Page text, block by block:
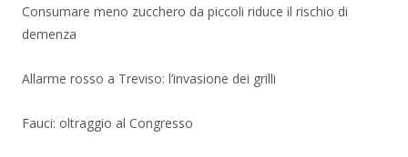
Consumare meno zucchero da piccoli riduce il rischio di
demenza
Allarme rosso a Treviso: l’invasione dei grilli
Fauci: oltraggio al Congresso